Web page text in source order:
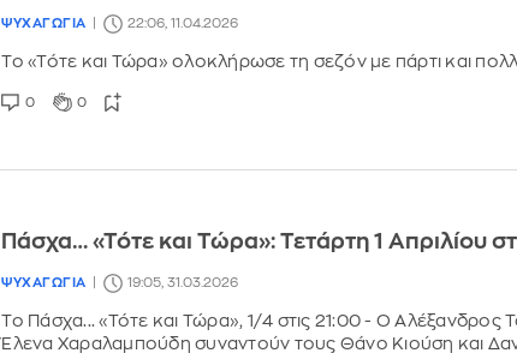
ΨΥΧΑΓΩΓΙΑ 22:06, 11.04.2026
Το «Τότε και Τώρα» ολοκλήρωσε τη σεζόν με πάρτι και
0 0
Πάσχα… «Τότε και Τώρα»: Τετάρτη 1 Απριλίου
ΨΥΧΑΓΩΓΙΑ 19:05, 31.03.2026
Το Πάσχα... «Τότε και Τώρα», 1/4 στις 21:00 - Ο Αλέξανδρος
Έλενα Χαραλαμπούδη συναντούν τους Θάνο Κιούση και